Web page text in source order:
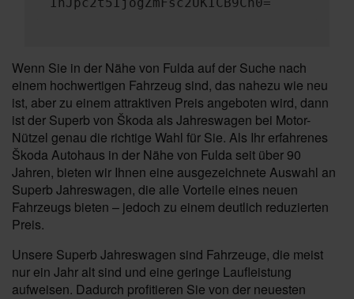
Wenn Sie in der Nähe von Fulda auf der Suche nach
einem hochwertigen Fahrzeug sind, das nahezu wie neu
ist, aber zu einem attraktiven Preis angeboten wird, dann
ist der Superb von Škoda als Jahreswagen bei Motor-
Nützel genau die richtige Wahl für Sie. Als Ihr erfahrenes
Škoda Autohaus in der Nähe von Fulda seit über 90
Jahren, bieten wir Ihnen eine ausgezeichnete Auswahl an
Superb Jahreswagen, die alle Vorteile eines neuen
Fahrzeugs bieten – jedoch zu einem deutlich reduzierten
Preis.
Unsere Superb Jahreswagen sind Fahrzeuge, die meist
nur ein Jahr alt sind und eine geringe Laufleistung
aufweisen. Dadurch profitieren Sie von der neuesten